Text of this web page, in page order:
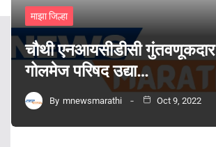
माझा जिल्हा
चौथी एनआयसीडीसी गुंतवणूकदार
गोलमेज परिषद उद्या…
By mnewsmarathi Oct 9, 2022